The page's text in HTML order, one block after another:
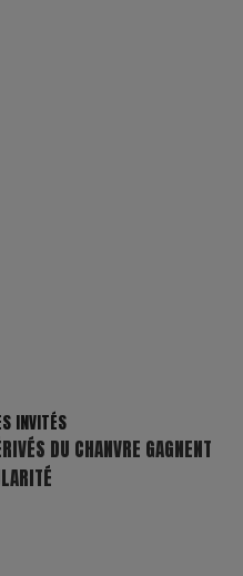
INVITÉS
DU CHANVRE GAGNENT